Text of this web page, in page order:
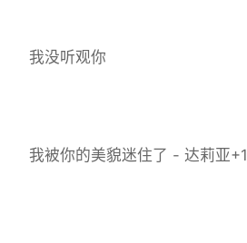
我没听观你
我被你的美貌迷住了 - 达莉亚+1